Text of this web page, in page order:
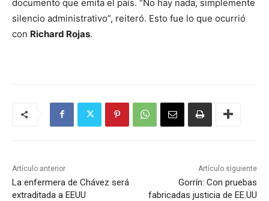
documento que emita el país. “No hay nada, simplemente
silencio administrativo”, reiteró. Esto fue lo que ocurrió
con Richard Rojas.
Artículo anterior
La enfermera de Chávez será
extraditada a EEUU
Artículo siguiente
Gorrín: Con pruebas
fabricadas justicia de EE.UU